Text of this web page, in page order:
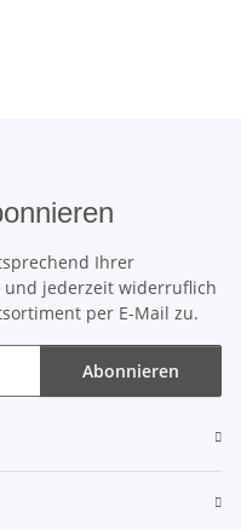
Ihrer
und jederzeit widerruflich
per E-Mail zu.
Abonnieren